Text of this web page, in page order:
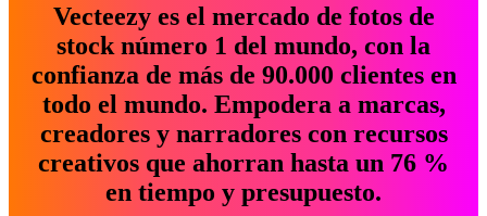
Vecteezy es el mercado de fotos de
stock número 1 del mundo, con la
confianza de más de 90.000 clientes en
todo el mundo. Empodera a marcas,
creadores y narradores con recursos
creativos que ahorran hasta un 76 %
en tiempo y presupuesto.